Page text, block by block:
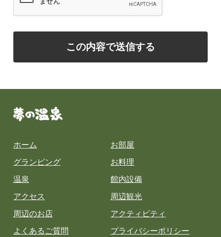
ホーム お部屋
グランピング お料理
温泉 館内設備
アクセス 周辺観光
周辺のお店 アクティビティ
よくあるご質問 プライバシーポリシー